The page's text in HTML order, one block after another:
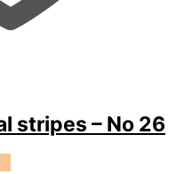
stripes – No 26